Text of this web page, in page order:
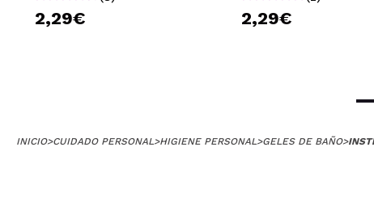
Laura
Una pasada este
2,29€ 2,29€
INICIO>CUIDADO PERSONAL>HIGIENE PERSONAL>GELES DE BAÑO>